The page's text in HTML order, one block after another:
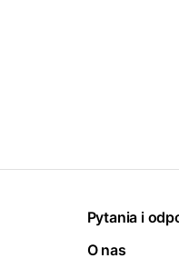
Pytania i
O nas